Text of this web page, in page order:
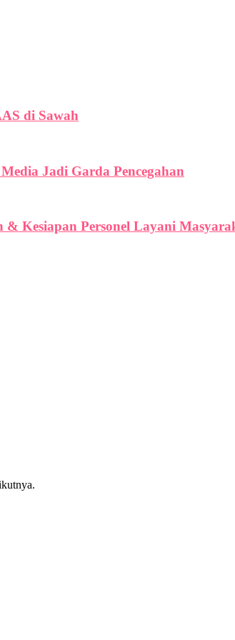
di Sawah
Jadi Garda Pencegahan
Kesiapan Personel Layani